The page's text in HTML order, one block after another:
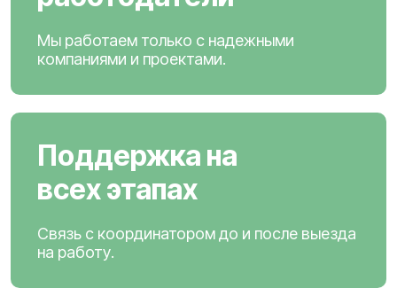
Мы работаем только с надежными
компаниями и проектами.
Поддержка на
всех этапах
Связь с координатором до и после выезда
на работу.